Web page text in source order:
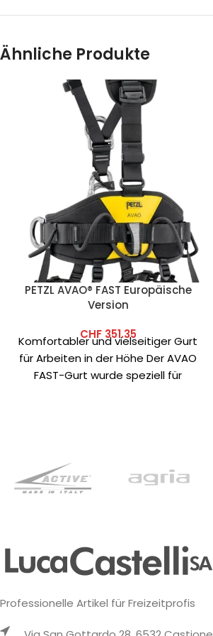
Ähnliche Produkte
PETZL AVAO® FAST Europäische
Version
CHF351.35
Komfortabler und vielseitiger Gurt
für Arbeiten in der Höhe Der AVAO
FAST-Gurt wurde speziell für
Professionelle Artikel für Freizeitprofis